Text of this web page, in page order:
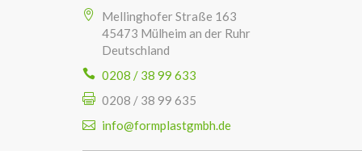
Mellinghofer Straße 163
45473 Mülheim an der Ruhr
Deutschland
0208 / 38 99 633
0208 / 38 99 635
info@formplastgmbh.de